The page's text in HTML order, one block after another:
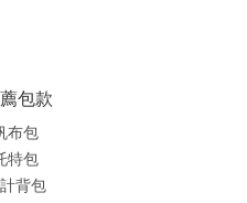
包款
布包
特包
背包